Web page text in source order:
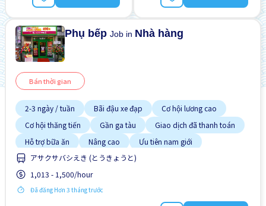
Lao động người nước
Phụ bếpJob in Nhà hàng
Bán thời gian
2-3 ngày / tuần Bãi đậu xe đạp
Cơ hội lương cao
Cơ hội thăng tiến
Gần ga tàu
Giao dịch đã thanh toán
Hỗ trợ bữa ăn
Nâng cao
Ưu tiên nam giới
アサクサバシえき (とうきょうと)
1,013 - 1,500/hour
Đã đăng Hơn 3 tháng trước